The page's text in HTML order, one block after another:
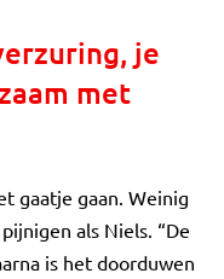
je
met
gaatje gaan. Weinig
als Niels. “De
is het doorduwen